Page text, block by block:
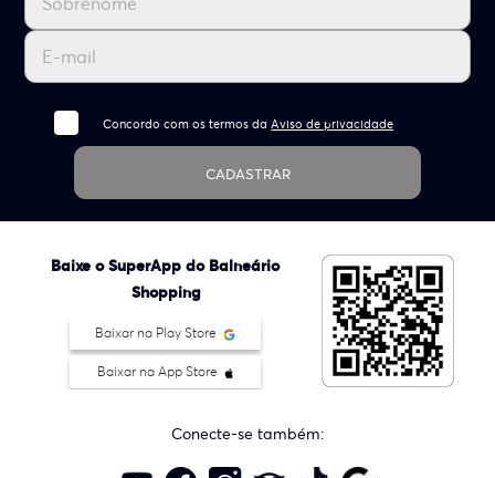
Concordo com os termos daAviso de privacidade
CADASTRAR
Baixe o SuperApp do Balneário
Shopping
Baixar na Play Store
Baixar na App Store
Conecte-se também: